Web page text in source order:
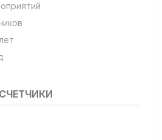
СЧЕТЧИКИ